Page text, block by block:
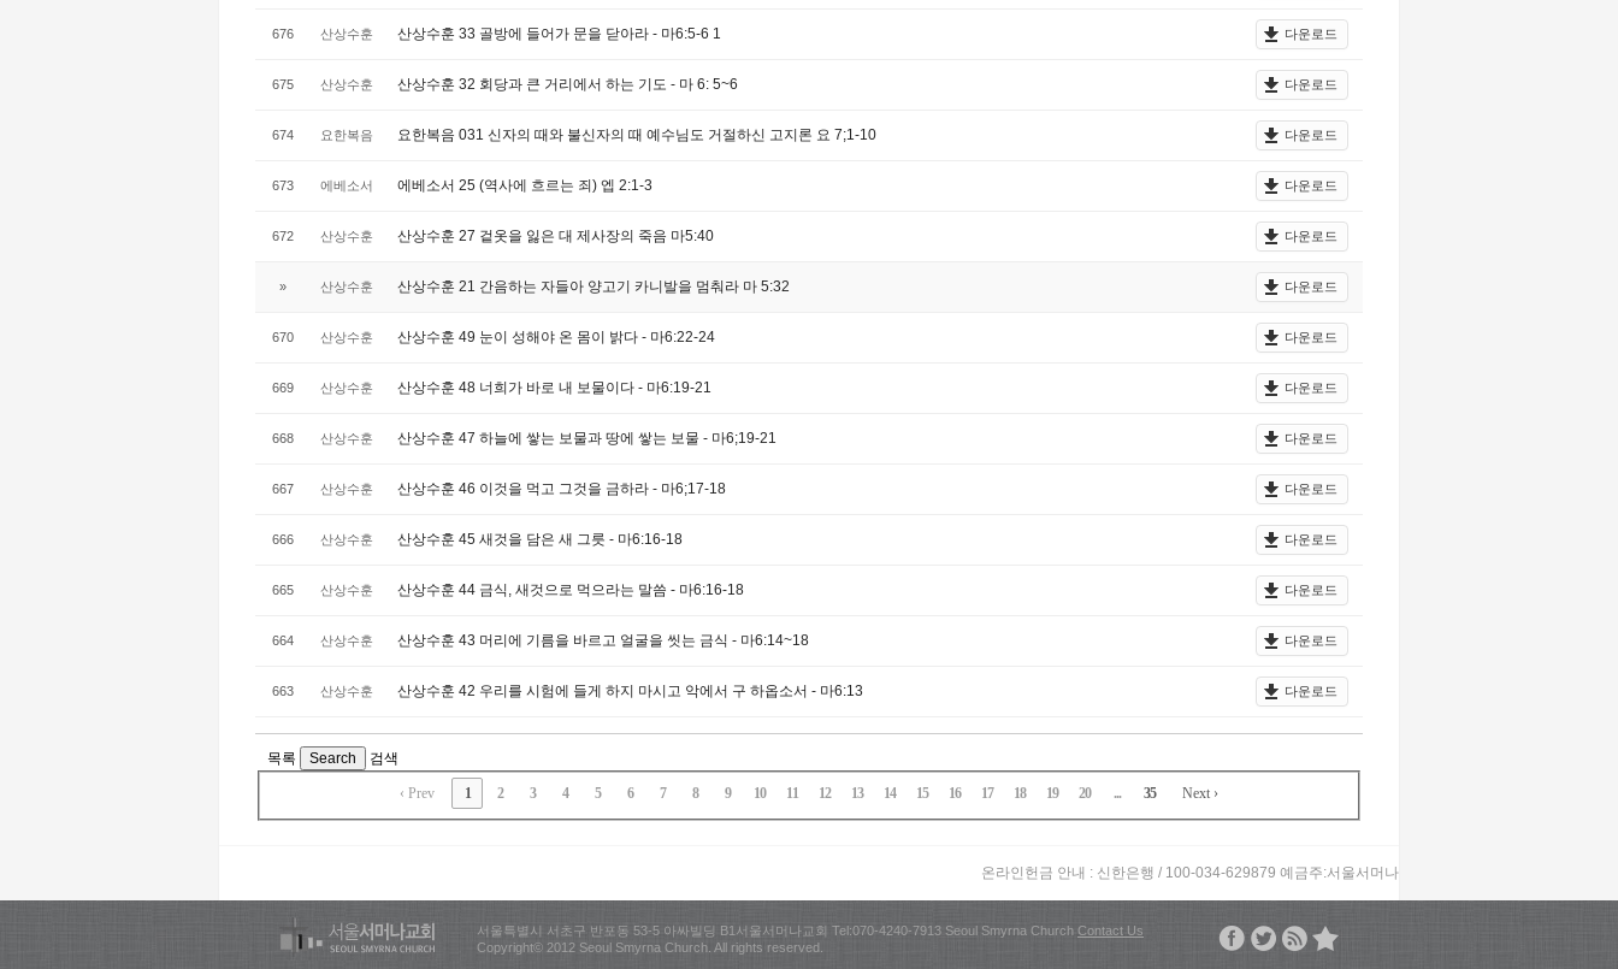
676 산상수훈 산상수훈 33 골방에 들어가 문을 닫아라 - 마6:5-6 1 다운로드
675 산상수훈 산상수훈 32 회당과 큰 거리에서 하는 기도 - 마 6: 5~6 다운로드
674 요한복음 요한복음 031 신자의 때와 불신자의 때 예수님도 거절하신 고지론 요 7;1-10 다운로드
673 에베소서 에베소서 25 (역사에 흐르는 죄) 엡 2:1-3 다운로드
672 산상수훈 산상수훈 27 겉옷을 잃은 대 제사장의 죽음 마5:40 다운로드
» 산상수훈 산상수훈 21 간음하는 자들아 양고기 카니발을 멈춰라 마 5:32 다운로드
670 산상수훈 산상수훈 49 눈이 성해야 온 몸이 밝다 - 마6:22-24 다운로드
669 산상수훈 산상수훈 48 너희가 바로 내 보물이다 - 마6:19-21 다운로드
668 산상수훈 산상수훈 47 하늘에 쌓는 보물과 땅에 쌓는 보물 - 마6;19-21 다운로드
667 산상수훈 산상수훈 46 이것을 먹고 그것을 금하라 - 마6;17-18 다운로드
666 산상수훈 산상수훈 45 새것을 담은 새 그릇 - 마6:16-18 다운로드
665 산상수훈 산상수훈 44 금식, 새것으로 먹으라는 말씀 - 마6:16-18 다운로드
664 산상수훈 산상수훈 43 머리에 기름을 바르고 얼굴을 씻는 금식 - 마6:14~18 다운로드
663 산상수훈 산상수훈 42 우리를 시험에 들게 하지 마시고 악에서 구 하옵소서 - 마6:13 다운로드
목록 Search 검색
‹ Prev 1 2 3 4 5 6 7 8 9 10 11 12 13 14 15 16 17 18 19 20 ... 35 Next ›
온라인헌금 안내 : 신한은행 / 100-034-629879 예금주:서울서머나
서울특별시 서초구 반포동 53-5 아싸빌딩 B1서울서머나교회 Tel:070-4240-7913 Seoul Smyrna Church Contact Us
Copyright© 2012 Seoul Smyrna Church. All rights reserved.